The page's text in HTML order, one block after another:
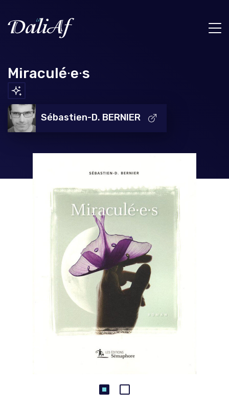
Miraculé∙e∙s
Sébastien-D. BERNIER